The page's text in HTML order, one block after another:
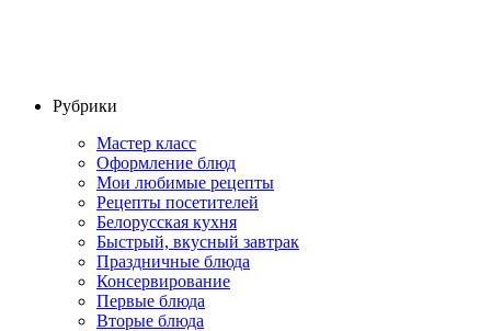
Рубрики
Мастер класс
Оформление блюд
Мои любимые рецепты
Рецепты посетителей
Белорусская кухня
Быстрый, вкусный завтрак
Праздничные блюда
Консервирование
Первые блюда
Вторые блюда